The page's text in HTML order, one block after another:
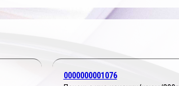
0000000001076